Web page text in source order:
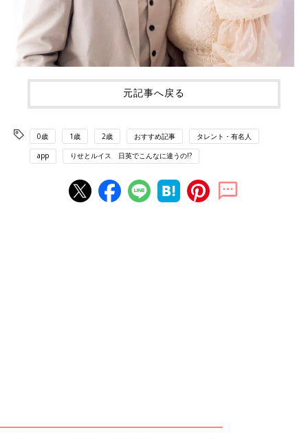
元記事へ戻る
0歳 1歳 2歳 おすすめ記事 タレント・有名人
app りせとルイス 日英でこんなに違うの!?